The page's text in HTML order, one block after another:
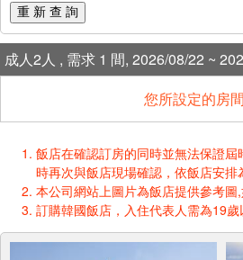
重 新 查 詢
成人2人 , 需求 1 間, 2026/08/22 ~
您所設定的房
飯店在確認訂房的同時並無法保證
時再次與飯店現場確認，依飯店安排
本公司網站上圖片為飯店提供參考
訂購韓國飯店，入住代表人需為19歲